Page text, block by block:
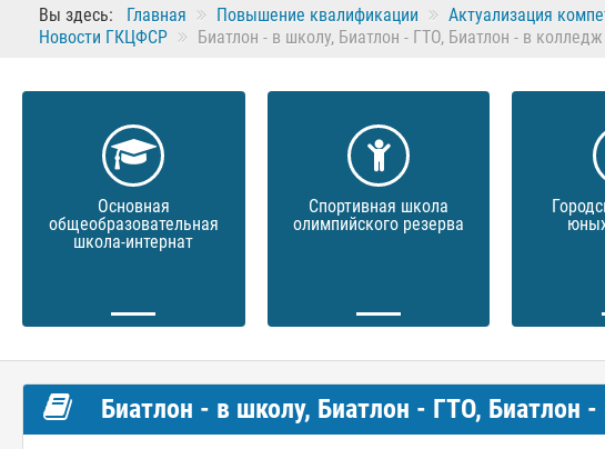
Вы здесь: Главная Повышение квалификации
Актуализация
Новости ГКЦФСР
Биатлон - в школу, Биатлон - ГТО, Биатлон - в колледж
Основная
общеобразовательная
школа-интернат
Спортивная школа
олимпийского резерва
Биатлон - в школу, Биатлон - ГТО, Биатлон